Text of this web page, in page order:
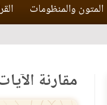
المتون والمنظومات
مقارنة